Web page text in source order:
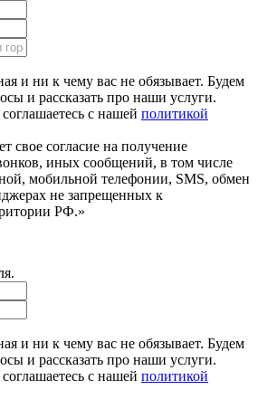
и ни к чему вас не обязывает. Будем
и рассказать про наши услуги.
с нашей политикой
свое согласие на получение
иных сообщений, в том числе
мобильной телефонии, SMS, обмен
не запрещенных к
РФ.»
и ни к чему вас не обязывает. Будем
и рассказать про наши услуги.
с нашей политикой